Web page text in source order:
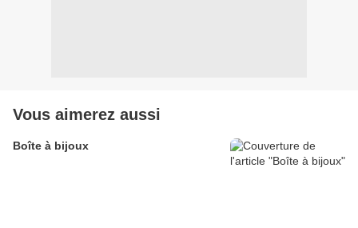
Vous aimerez aussi
Boîte à bijoux